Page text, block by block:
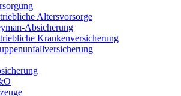
Altersvorsorge
Absicherung
Krankenversicherung